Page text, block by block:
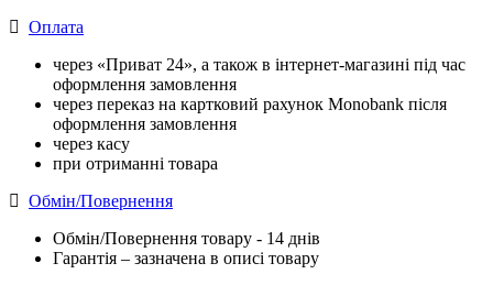
Оплата
через «Приват 24», а також в інтернет-магазині під час
оформлення замовлення
через переказ на картковий рахунок Monobank після
оформлення замовлення
через касу
при отриманні товара
Обмін/Повернення
Обмін/Повернення товару - 14 днів
Гарантія – зазначена в описі товару